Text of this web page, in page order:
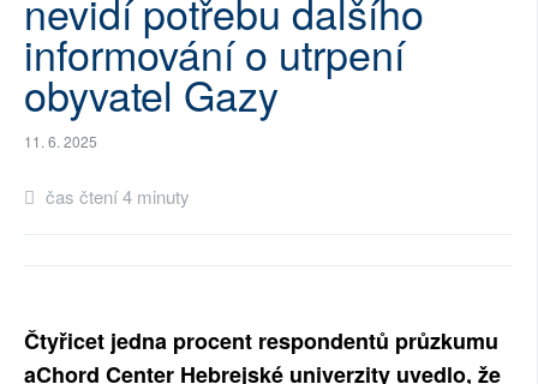
SOCIÁLNÍ SÍTĚ
RUBRIKY
PLNÁ VERZE STRÁNEK
nevidí potřebu dalšího
informování o utrpení
obyvatel Gazy
11. 6. 2025
čas čtení 4 minuty
Čtyřicet jedna procent respondentů průzkumu
aChord Center Hebrejské univerzity uvedlo, že